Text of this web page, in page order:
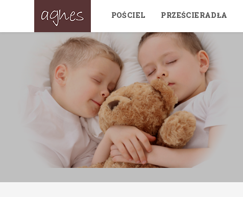
POŚCIEL PRZEŚCIERADŁA